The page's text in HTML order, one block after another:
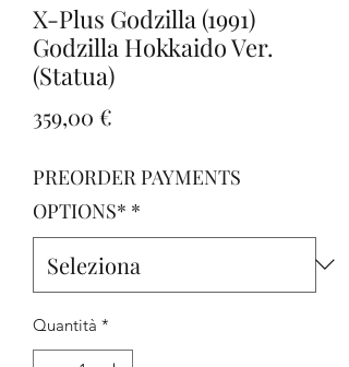
X-Plus Godzilla (1991)
Godzilla Hokkaido Ver.
(Statua)
359,00 €
PREORDER PAYMENTS
OPTIONS* *
Quantità *